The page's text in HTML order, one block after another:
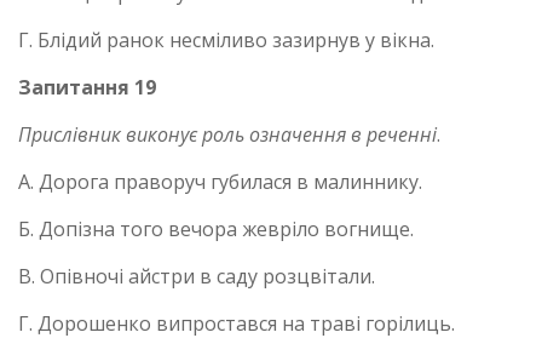
Г. Блідий ранок несміливо зазирнув у вікна.
Запитання 19
Прислівник виконує роль означення в реченні.
А. Дорога праворуч губилася в малиннику.
Б. Допізна того вечора жевріло вогнище.
В. Опівночі айстри в саду розцвітали.
Г. Дорошенко випростався на траві горілиць.